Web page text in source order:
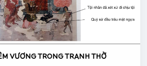
VƯƠNG TRONG TRANH THỜ